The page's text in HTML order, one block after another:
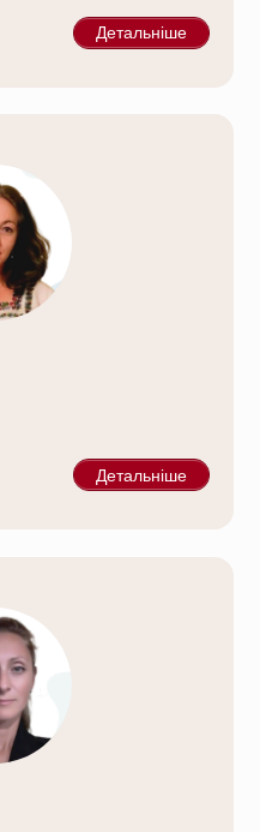
Детальніше
Детальніше